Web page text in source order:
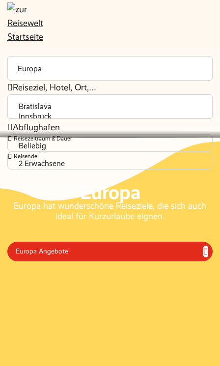
Reiseziel, Hotel, Ort,…
Abflughafen
Reisezeitraum & Dauer
Beliebig
Reisende
2 Erwachsene
Europa
Europa hat wunderschöne Reiseziele, die sich auch
ideal für Kurzurlaube eignen.
Europa Angebote